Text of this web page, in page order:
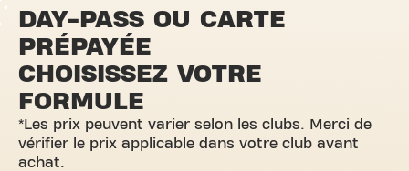
DAY-PASS OU CARTE
PRÉPAYÉE
CHOISISSEZ VOTRE
FORMULE
*Les prix peuvent varier selon les clubs. Merci de
vérifier le prix applicable dans votre club avant
achat.